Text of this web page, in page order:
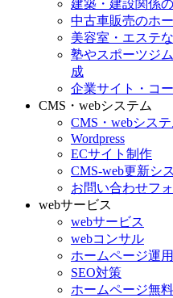
建築・建設関係
中古車販売のホ
美容室・エステ
塾やスポーツジ
成
企業サイト・コ
CMS・webシステム
CMS・webシステ
Wordpress
ECサイト制作
CMS-web更新シ
お問い合わせフ
webサービス
webサービス
webコンサル
ホームページ運
SEO対策
ホームページ無